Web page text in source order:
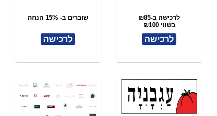
לרכישה ב-₪85
בשווי ₪100
לרכישה
שוברים ב- 15% הנחה
לרכישה